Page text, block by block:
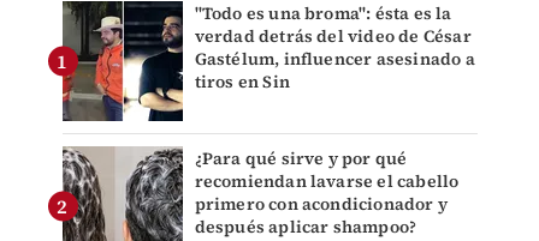
"Todo es una broma": ésta es la
verdad detrás del video de César
Gastélum, influencer asesinado a
tiros en Sin
¿Para qué sirve y por qué
recomiendan lavarse el cabello
primero con acondicionador y
después aplicar shampoo?